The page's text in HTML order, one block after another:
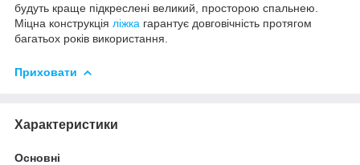
будуть краще підкреслені великий, просторою спальнею.
Міцна конструкція ліжка гарантує довговічність протягом
багатьох років використання.
Приховати
Характеристики
Основні